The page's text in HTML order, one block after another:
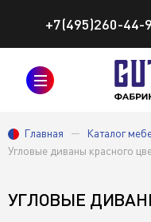
+7(495)260-44-
Главная Каталог
Угловые диваны красного
УГЛОВЫЕ